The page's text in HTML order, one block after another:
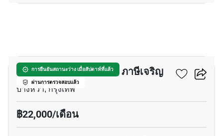
การยืนยันสถานะว่าง เมื่อสัปดาห์ที่แล้ว
ผ่านการตรวจสอบแล้ว
ศุภาลัย เวอเรนด้า สถานี ภาษีเจริญ
บางหว้า, กรุงเทพ
฿22,000/เดือน